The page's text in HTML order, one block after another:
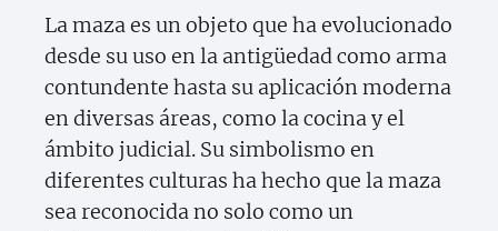
La maza es un objeto que ha evolucionado
desde su uso en la antigüedad como arma
contundente hasta su aplicación moderna
en diversas áreas, como la cocina y el
ámbito judicial. Su simbolismo en
diferentes culturas ha hecho que la maza
sea reconocida no solo como un